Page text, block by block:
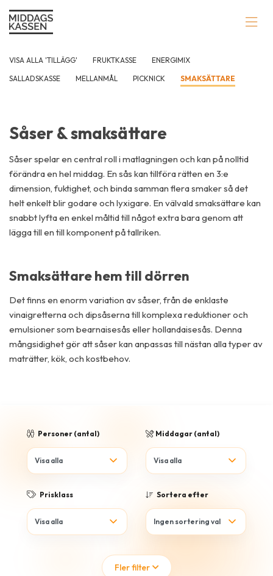
VISA ALLA 'TILLÄGG' FRUKTKASSE
ENERGIMIX
SALLADSKASSE
MELLANMÅL PICKNICK SMAKSÄTTARE
Såser & smaksättare
Såser spelar en central roll i matlagningen och kan på nolltid
förändra en hel middag. En sås kan tillföra rätten en 3:e
dimension, fuktighet, och binda samman flera smaker så det
helt enkelt blir godare och lyxigare. En välvald smaksättare kan
snabbt lyfta en enkel måltid till något extra bara genom att
lägga till en till komponent på tallriken.
Smaksättare hem till dörren
Det finns en enorm variation av såser, från de enklaste
vinaigretterna och dipsåserna till komplexa reduktioner och
emulsioner som bearnaisesås eller hollandaisesås. Denna
mångsidighet gör att såser kan anpassas till nästan alla typer av
maträtter, kök, och kostbehov.
Personer (antal) Middagar (antal)
Prisklass Sortera efter
Fler filter